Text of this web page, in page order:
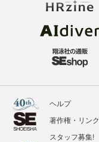
ヘルプ
著作権・リンク
スタッフ募集!